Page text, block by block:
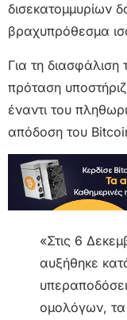
δισεκατομμυρίων
βραχυπρόθεσμα
Για τη
πρόταση
έναντι του
απόδοση του
«Στις 6
αυξήθηκε
ομολόγων,